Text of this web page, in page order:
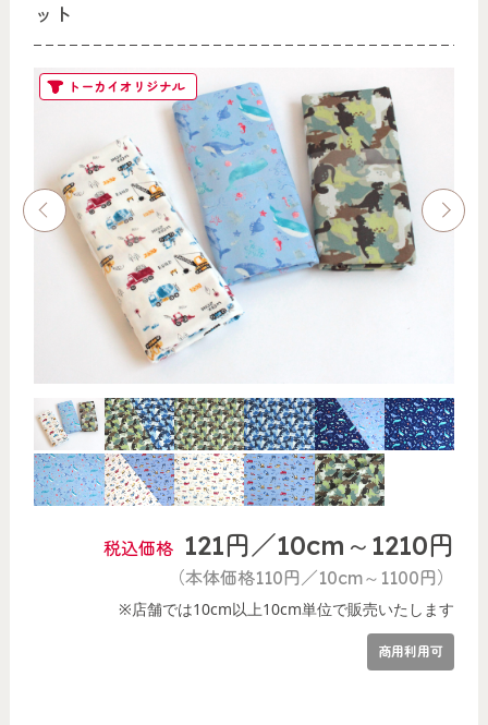
ット
トーカイオリジナル
税込価格 121円／10cm～1210円
（本体価格110円／10cm～1100円）
※店舗では10cm以上10cm単位で販売いたします
商用利用可